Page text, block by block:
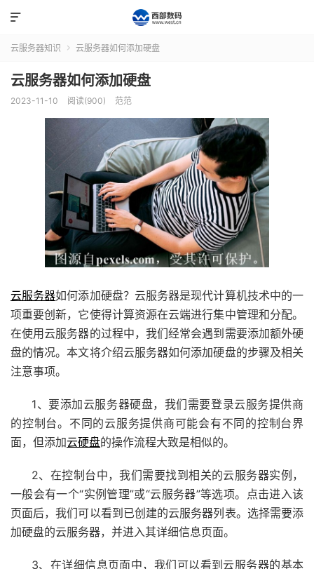

云服务器知识  云服务器如何添加硬盘
云服务器如何添加硬盘
2023-11-10 阅读(900) 范范
云服务器如何添加硬盘？云服务器是现代计算机技术中的一
项重要创新，它使得计算资源在云端进行集中管理和分配。
在使用云服务器的过程中，我们经常会遇到需要添加额外硬
盘的情况。本文将介绍云服务器如何添加硬盘的步骤及相关
注意事项。
1、要添加云服务器硬盘，我们需要登录云服务提供商
的控制台。不同的云服务提供商可能会有不同的控制台界
面，但添加云硬盘的操作流程大致是相似的。
2、在控制台中，我们需要找到相关的云服务器实例，
一般会有一个“实例管理”或“云服务器”等选项。点击进入该
页面后，我们可以看到已创建的云服务器列表。选择需要添
加硬盘的云服务器，并进入其详细信息页面。
3、在详细信息页面中，我们可以看到云服务器的基本